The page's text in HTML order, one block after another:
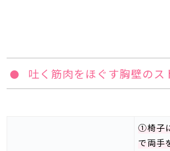
吐く筋肉をほぐす胸壁のス
①椅子
で両手